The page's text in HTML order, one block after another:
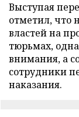
Выступая
отметил, что
властей на
тюрьмах,
внимания, а
сотрудники
наказания.